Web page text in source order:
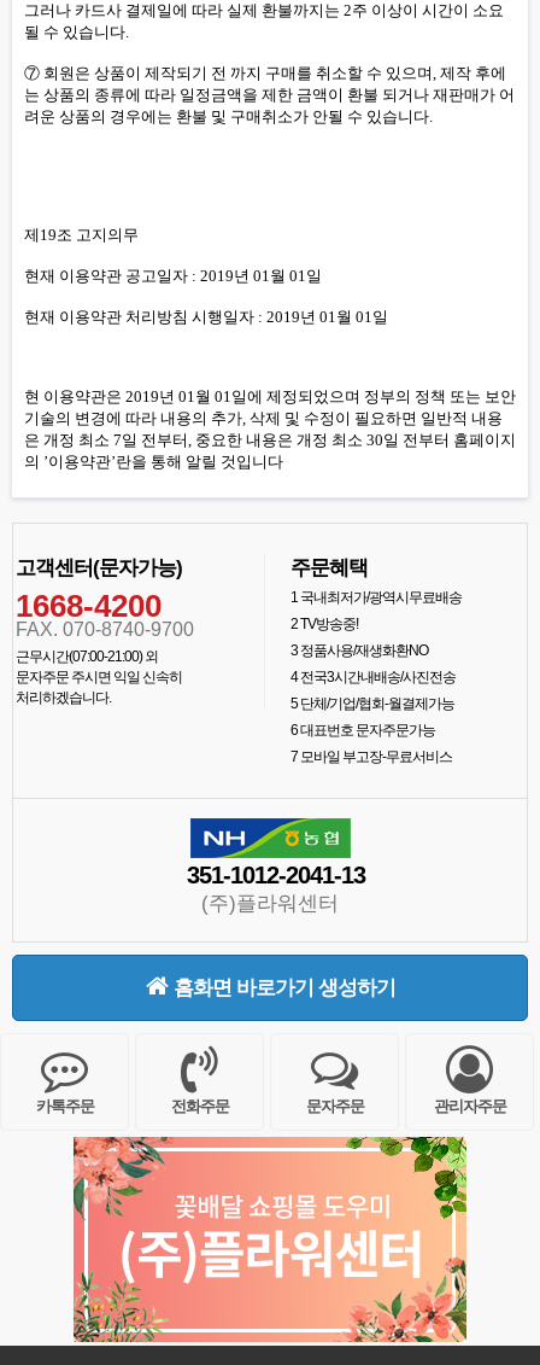
그러나 카드사 결제일에 따라 실제 환불까지는 2주 이상이 시간이 소요
될 수 있습니다.
⑦ 회원은 상품이 제작되기 전 까지 구매를 취소할 수 있으며, 제작 후에
는 상품의 종류에 따라 일정금액을 제한 금액이 환불 되거나 재판매가 어
려운 상품의 경우에는 환불 및 구매취소가 안될 수 있습니다.
제19조 고지의무
현재 이용약관 공고일자 : 2019년 01월 01일
현재 이용약관 처리방침 시행일자 : 2019년 01월 01일
현 이용약관은 2019년 01월 01일에 제정되었으며 정부의 정책 또는 보안
기술의 변경에 따라 내용의 추가, 삭제 및 수정이 필요하면 일반적 내용
은 개정 최소 7일 전부터, 중요한 내용은 개정 최소 30일 전부터 홈페이지
의 ’이용약관’란을 통해 알릴 것입니다
고객센터(문자가능)
1668-4200
FAX. 070-8740-9700
근무시간(07:00-21:00) 외
문자주문 주시면 익일 신속히
처리하겠습니다.
주문혜택
1국내최저가/광역시무료배송
2TV방송중!
3정품사용/재생화환NO
4전국3시간내배송/사진전송
5단체/기업/협회-월결제가능
6대표번호 문자주문가능
7모바일 부고장-무료서비스
351-1012-2041-13
(주)플라워센터
홈화면 바로가기 생성하기
카톡주문 전화주문 문자주문 관리자주문